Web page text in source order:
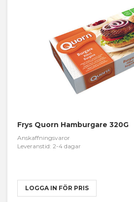
Frys Quorn Hamburgare 320G
Anskaffningsvaror
Leveranstid: 2-4 dagar
LOGGA IN FÖR PRIS